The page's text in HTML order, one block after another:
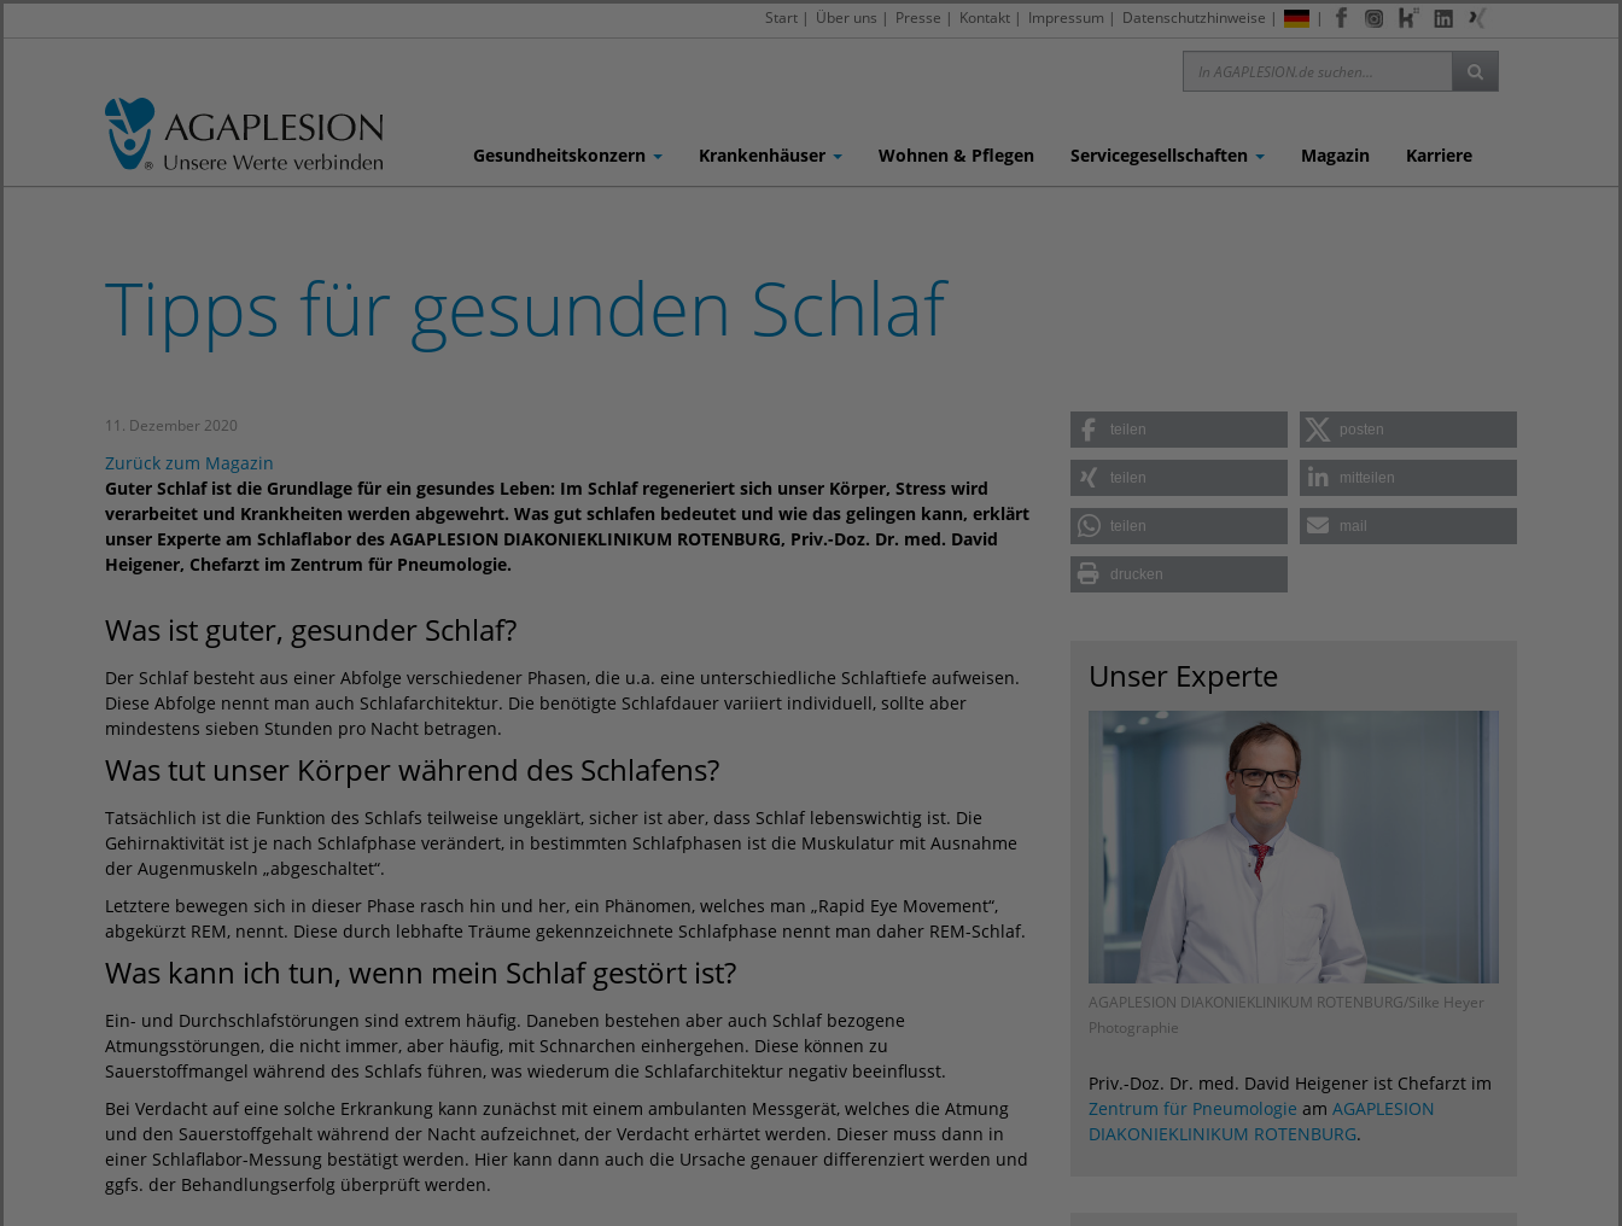
|
Start | Über uns | Presse | Kontakt | Impressum | Datenschutzhinweise |
Gesundheitskonzern Krankenhäuser Wohnen & Pflegen Servicegesellschaften Magazin Karriere
Tipps für gesunden Schlaf
11. Dezember 2020
Zurück zum Magazin
Guter Schlaf ist die Grundlage für ein gesundes Leben: Im Schlaf regeneriert sich unser Körper, Stress wird
verarbeitet und Krankheiten werden abgewehrt. Was gut schlafen bedeutet und wie das gelingen kann, erklärt
unser Experte am Schlaflabor des AGAPLESION DIAKONIEKLINIKUM ROTENBURG, Priv.-Doz. Dr. med. David
Heigener, Chefarzt im Zentrum für Pneumologie.
Was ist guter, gesunder Schlaf?
Der Schlaf besteht aus einer Abfolge verschiedener Phasen, die u.a. eine unterschiedliche Schlaftiefe aufweisen.
Diese Abfolge nennt man auch Schlafarchitektur. Die benötigte Schlafdauer variiert individuell, sollte aber
mindestens sieben Stunden pro Nacht betragen.
Was tut unser Körper während des Schlafens?
Tatsächlich ist die Funktion des Schlafs teilweise ungeklärt, sicher ist aber, dass Schlaf lebenswichtig ist. Die
Gehirnaktivität ist je nach Schlafphase verändert, in bestimmten Schlafphasen ist die Muskulatur mit Ausnahme
der Augenmuskeln „abgeschaltet“.
Letztere bewegen sich in dieser Phase rasch hin und her, ein Phänomen, welches man „Rapid Eye Movement“,
abgekürzt REM, nennt. Diese durch lebhafte Träume gekennzeichnete Schlafphase nennt man daher REM-Schlaf.
Was kann ich tun, wenn mein Schlaf gestört ist?
Ein- und Durchschlafstörungen sind extrem häufig. Daneben bestehen aber auch Schlaf bezogene
Atmungsstörungen, die nicht immer, aber häufig, mit Schnarchen einhergehen. Diese können zu
Sauerstoffmangel während des Schlafs führen, was wiederum die Schlafarchitektur negativ beeinflusst.
Bei Verdacht auf eine solche Erkrankung kann zunächst mit einem ambulanten Messgerät, welches die Atmung
und den Sauerstoffgehalt während der Nacht aufzeichnet, der Verdacht erhärtet werden. Dieser muss dann in
einer Schlaflabor-Messung bestätigt werden. Hier kann dann auch die Ursache genauer differenziert werden und
ggfs. der Behandlungserfolg überprüft werden.
teilen posten
teilen mitteilen
teilen mail
drucken
Unser Experte
AGAPLESION DIAKONIEKLINIKUM ROTENBURG/Silke Heyer
Photographie
Priv.-Doz. Dr. med. David Heigener ist Chefarzt im
Zentrum für Pneumologie am AGAPLESION
DIAKONIEKLINIKUM ROTENBURG.